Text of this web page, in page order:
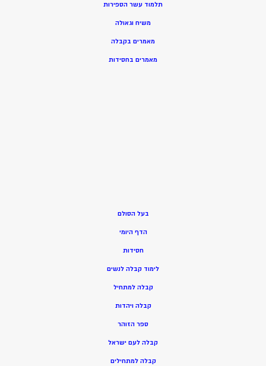
תלמוד עשר הספירות
משיח וגאולה
מאמרים בקבלה
מאמרים בחסידות
בעל הסולם
הדף היומי
חסידות
לימוד קבלה לנשים
קבלה למתחיל
קבלה ויהדות
ספר הזוהר
קבלה לעם ישראל
קבלה למתחילים